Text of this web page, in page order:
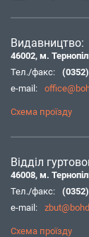
Видавництво:
46002, м.
Тел./факс:
e-mail:
Схема проїзду
Відділ
46008, м.
Тел./факс:
e-mail:
Схема проїзду